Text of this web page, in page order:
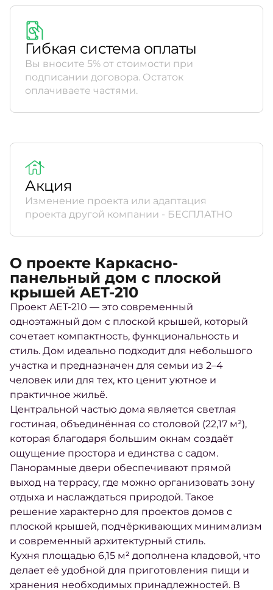
Гибкая система оплаты
Вы вносите 5% от стоимости при
подписании договора. Остаток
оплачиваете частями.
Акция
Изменение проекта или адаптация
проекта другой компании - БЕСПЛАТНО
О проекте Каркасно-
панельный дом с плоской
крышей AET-210
Проект AET-210 — это современный
одноэтажный дом с плоской крышей, который
сочетает компактность, функциональность и
стиль. Дом идеально подходит для небольшого
участка и предназначен для семьи из 2–4
человек или для тех, кто ценит уютное и
практичное жильё.
Центральной частью дома является светлая
гостиная, объединённая со столовой (22,17 м²),
которая благодаря большим окнам создаёт
ощущение простора и единства с садом.
Панорамные двери обеспечивают прямой
выход на террасу, где можно организовать зону
отдыха и наслаждаться природой. Такое
решение характерно для проектов домов с
плоской крышей, подчёркивающих минимализм
и современный архитектурный стиль.
Кухня площадью 6,15 м² дополнена кладовой, что
делает её удобной для приготовления пищи и
хранения необходимых принадлежностей. В